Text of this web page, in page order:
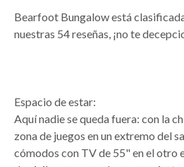
Bearfoot Bungalow está
nuestras 54 reseñas, ¡no te
Espacio de estar:
Aquí nadie se queda fuera: con la
zona de juegos en un extremo del
cómodos con TV de 55" en el otro